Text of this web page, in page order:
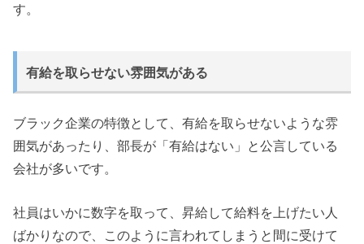
す。
有給を取らせない雰囲気がある
ブラック企業の特徴として、有給を取らせないような雰
囲気があったり、部長が「有給はない」と公言している
会社が多いです。
社員はいかに数字を取って、昇給して給料を上げたい人
ばかりなので、このように言われてしまうと間に受けて